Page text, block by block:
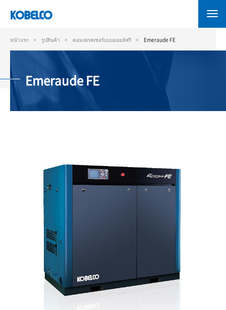
เนื้อหา
หลัก
หน้าแรก รูปสินค้า คอมเพรสเซอร์แบบออยล์ฟรี Emeraude FE
Emeraude FE